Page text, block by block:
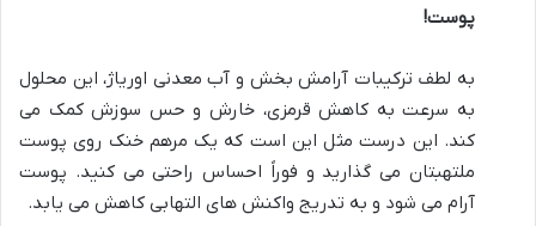
پوست!
به لطف ترکیبات آرامش بخش و آب معدنی اوریاژ، این محلول
به سرعت به کاهش قرمزی، خارش و حس سوزش کمک می
کند. این درست مثل این است که یک مرهم خنک روی پوست
ملتهبتان می گذارید و فوراً احساس راحتی می کنید. پوست
آرام می شود و به تدریج واکنش های التهابی کاهش می یابد.